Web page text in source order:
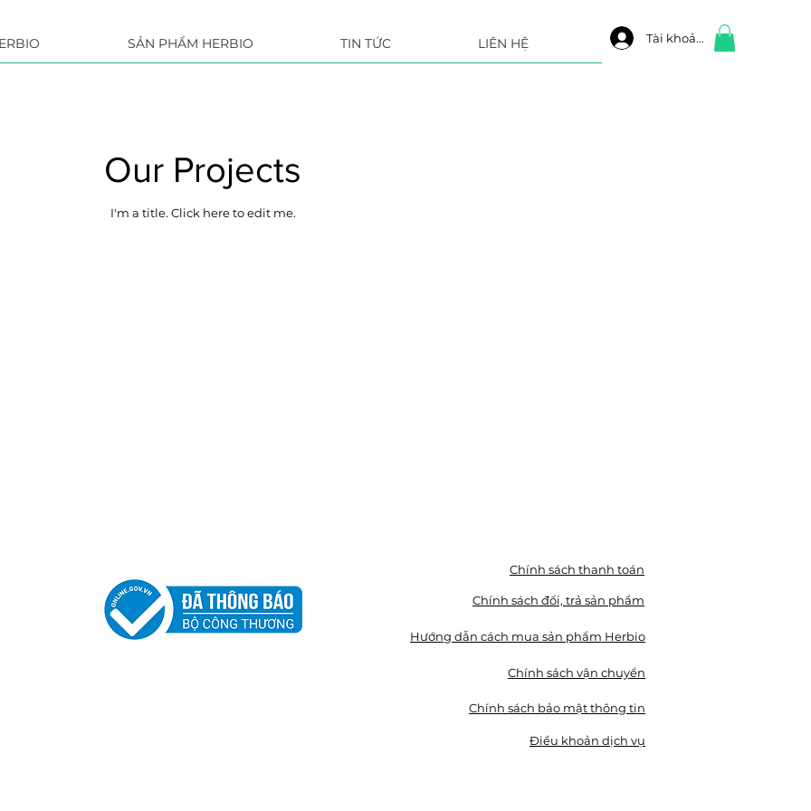
SẢN PHẨM HERBIO TIN TỨC LIÊN HỆ Tài khoản
Our Projects
I'm a title. ​Click here to edit me.
Chính sách thanh toán
Chính sách đổi, trả sản phẩm
Hướng dẫn cách mua sản phẩm Herbio
Chính sách vận chuyển
Chính sách bảo mật thông tin
Điều khoản dịch vụ